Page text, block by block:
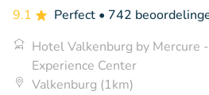
9.1 Perfect • 742
Hotel Valkenburg by Mercure
Experience Center
Valkenburg (1km)